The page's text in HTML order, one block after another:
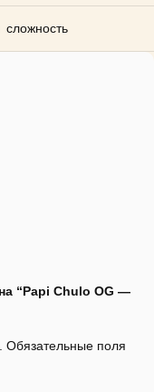
“Papi Chulo OG —
Обязательные поля